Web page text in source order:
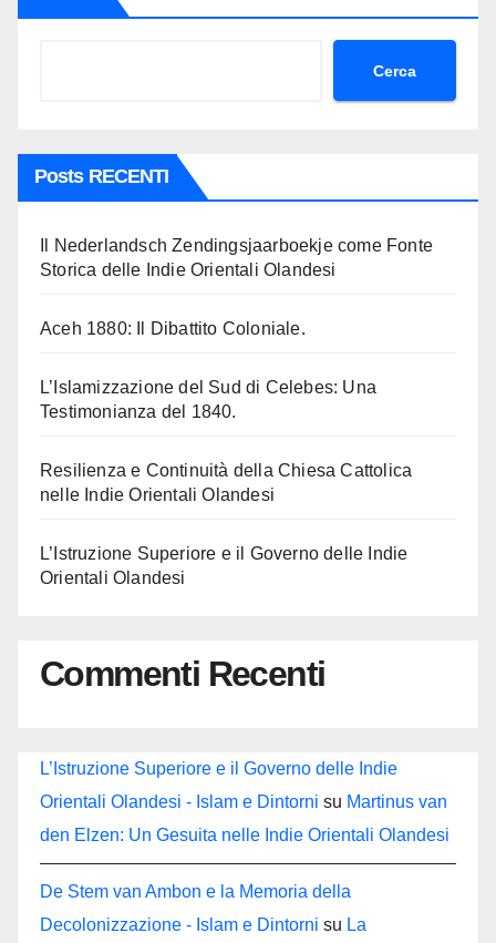
Cerca
Posts RECENTI
Il Nederlandsch Zendingsjaarboekje come Fonte
Storica delle Indie Orientali Olandesi
Aceh 1880: Il Dibattito Coloniale.
L’Islamizzazione del Sud di Celebes: Una
Testimonianza del 1840.
Resilienza e Continuità della Chiesa Cattolica
nelle Indie Orientali Olandesi
L’Istruzione Superiore e il Governo delle Indie
Orientali Olandesi
Commenti Recenti
L’Istruzione Superiore e il Governo delle Indie
Orientali Olandesi - Islam e Dintorni su Martinus van
den Elzen: Un Gesuita nelle Indie Orientali Olandesi
De Stem van Ambon e la Memoria della
Decolonizzazione - Islam e Dintorni su La